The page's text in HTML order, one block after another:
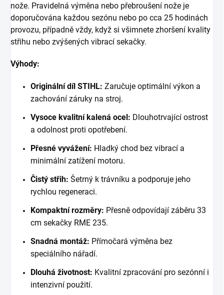
nože. Pravidelná výměna nebo přebroušení nože je
doporučována každou sezónu nebo po cca 25 hodinách
provozu, případně vždy, když si všimnete zhoršení kvality
střihu nebo zvýšených vibrací sekačky.
Výhody:
Originální díl STIHL: Zaručuje optimální výkon a
zachování záruky na stroj.
Vysoce kvalitní kalená ocel: Dlouhotrvající ostrost
a odolnost proti opotřebení.
Přesné vyvážení: Hladký chod bez vibrací a
minimální zatížení motoru.
Čistý střih: Šetrný k trávníku a podporuje jeho
rychlou regeneraci.
Kompaktní rozměry: Přesně odpovídají záběru 33
cm sekačky RME 235.
Snadná montáž: Přímočará výměna bez
speciálního nářadí.
Dlouhá životnost: Kvalitní zpracování pro sezónní i
intenzivní použití.